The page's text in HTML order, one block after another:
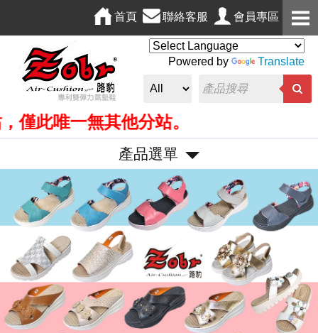
會員專區
聯絡客服
首頁
Powered by Translate
此唯一無其他分站。
產品選單
e
v
o
u
s
e
x
t